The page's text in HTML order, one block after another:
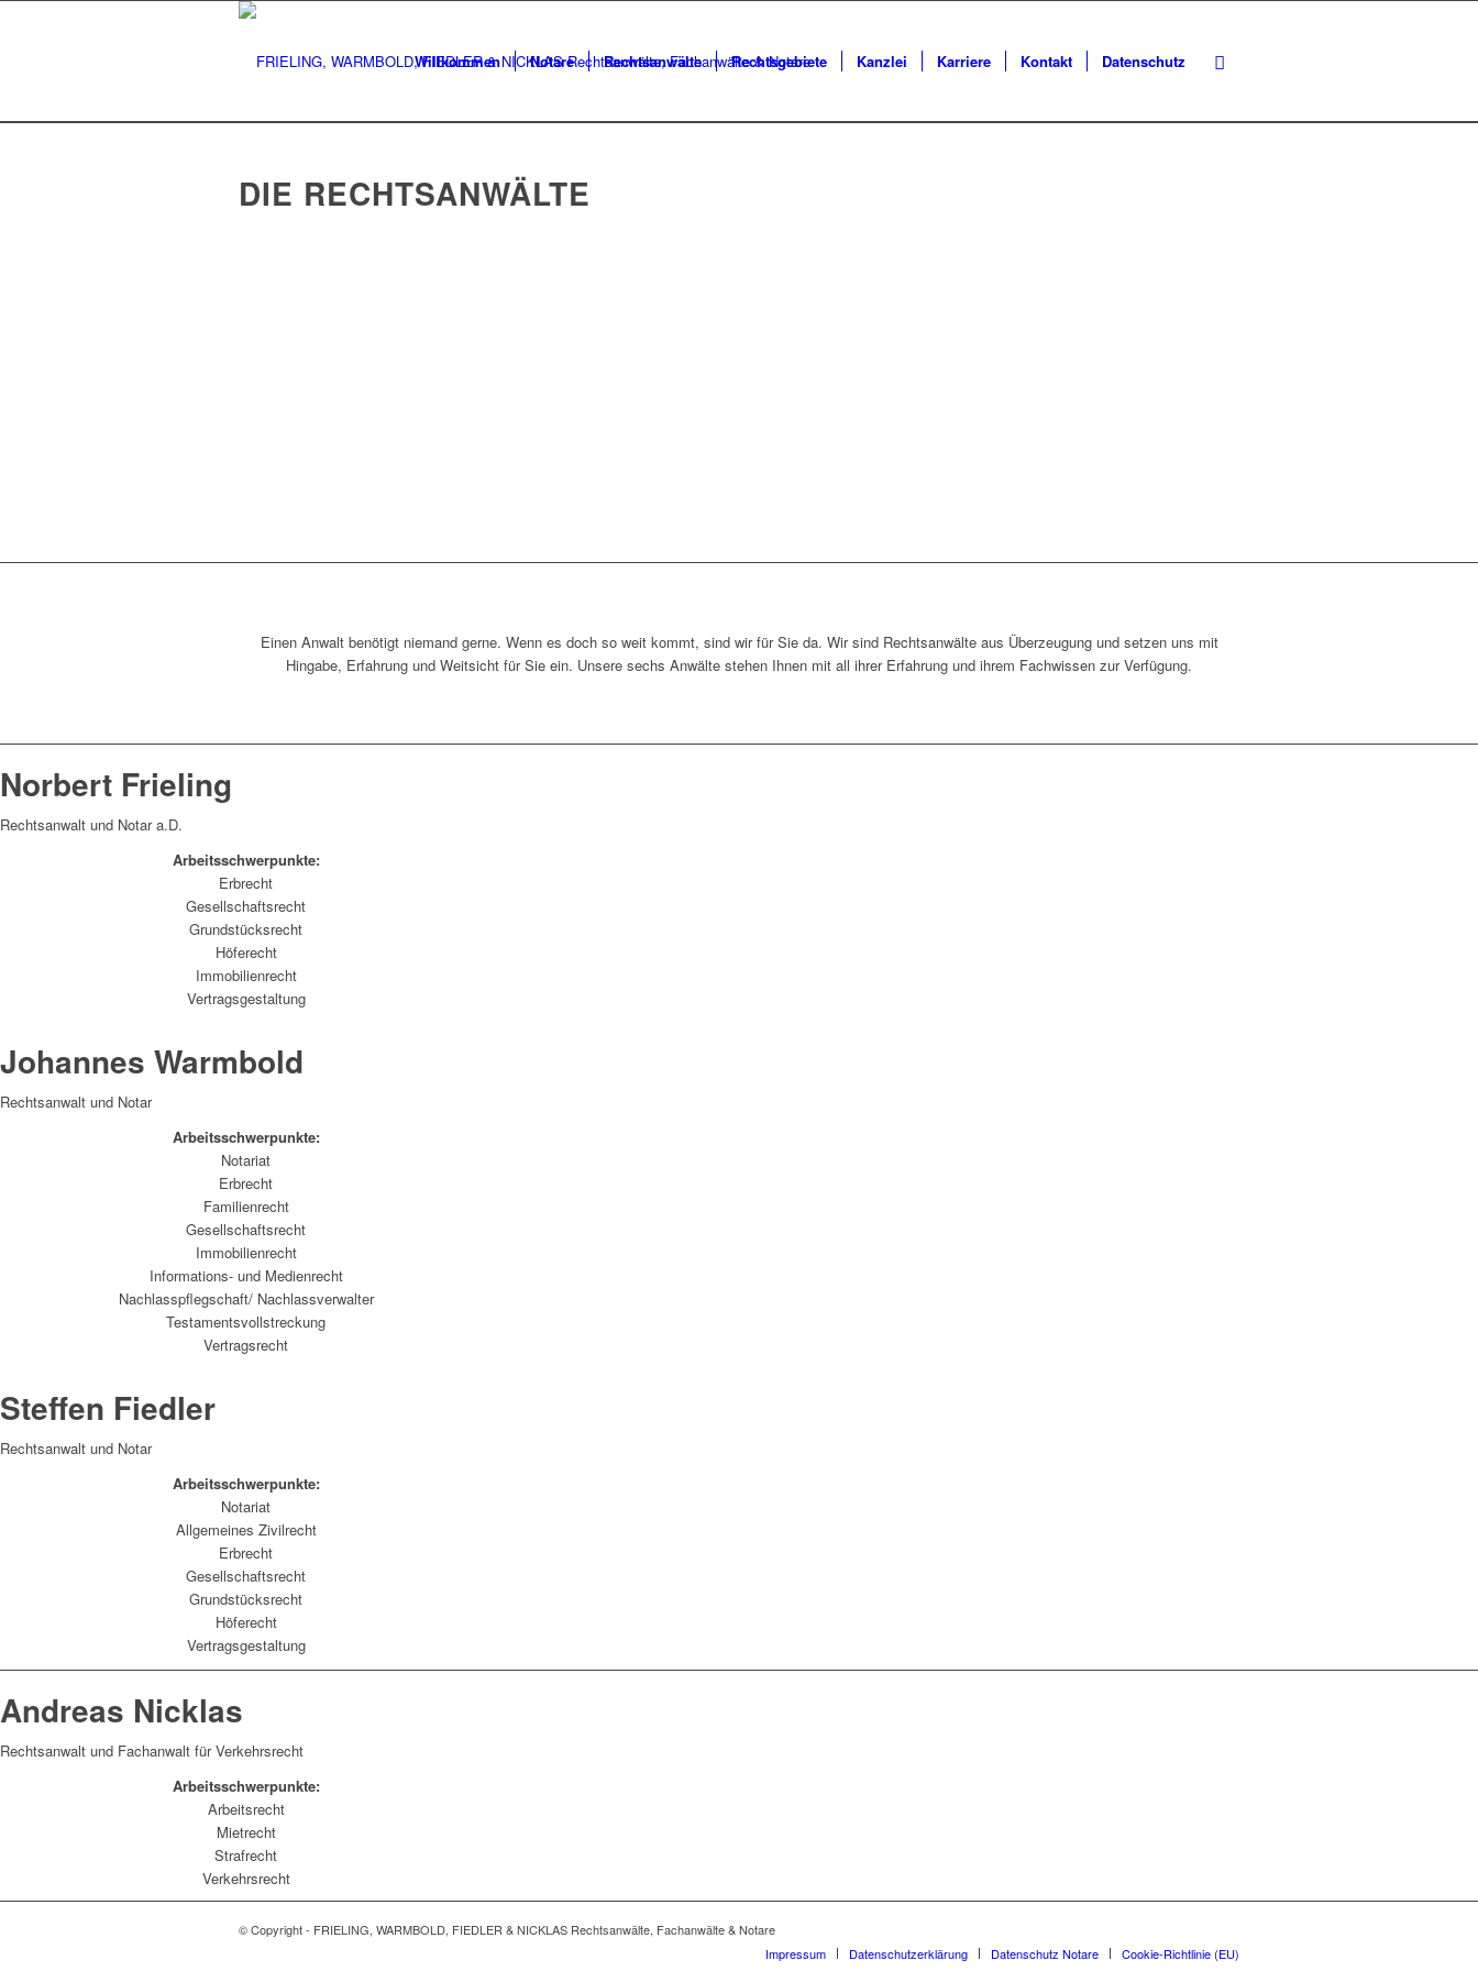
Willkommen Notare Rechtsanwälte Rechtsgebiete Kanzlei Karriere Kontakt Datenschutz
DIE RECHTSANWÄLTE
Einen Anwalt benötigt niemand gerne. Wenn es doch so weit kommt, sind wir für Sie da. Wir sind Rechtsanwälte aus Überzeugung und setzen uns mit
Hingabe, Erfahrung und Weitsicht für Sie ein. Unsere sechs Anwälte stehen Ihnen mit all ihrer Erfahrung und ihrem Fachwissen zur Verfügung.
Norbert Frieling
Rechtsanwalt und Notar a.D.
Arbeitsschwerpunkte:
Erbrecht
Gesellschaftsrecht
Grundstücksrecht
Höferecht
Immobilienrecht
Vertragsgestaltung
Johannes Warmbold
Rechtsanwalt und Notar
Arbeitsschwerpunkte:
Notariat
Erbrecht
Familienrecht
Gesellschaftsrecht
Immobilienrecht
Informations- und Medienrecht
Nachlasspflegschaft/ Nachlassverwalter
Testamentsvollstreckung
Vertragsrecht
Steffen Fiedler
Rechtsanwalt und Notar
Arbeitsschwerpunkte:
Notariat
Allgemeines Zivilrecht
Erbrecht
Gesellschaftsrecht
Grundstücksrecht
Höferecht
Vertragsgestaltung
Andreas Nicklas
Rechtsanwalt und Fachanwalt für Verkehrsrecht
Arbeitsschwerpunkte:
Arbeitsrecht
Mietrecht
Strafrecht
Verkehrsrecht
© Copyright - FRIELING, WARMBOLD, FIEDLER & NICKLAS Rechtsanwälte, Fachanwälte & Notare
Impressum
Datenschutzerklärung Datenschutz Notare Cookie-Richtlinie (EU)